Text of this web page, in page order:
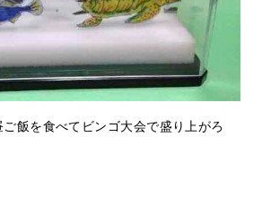
飯を食べてビンゴ大会で盛り上がろ